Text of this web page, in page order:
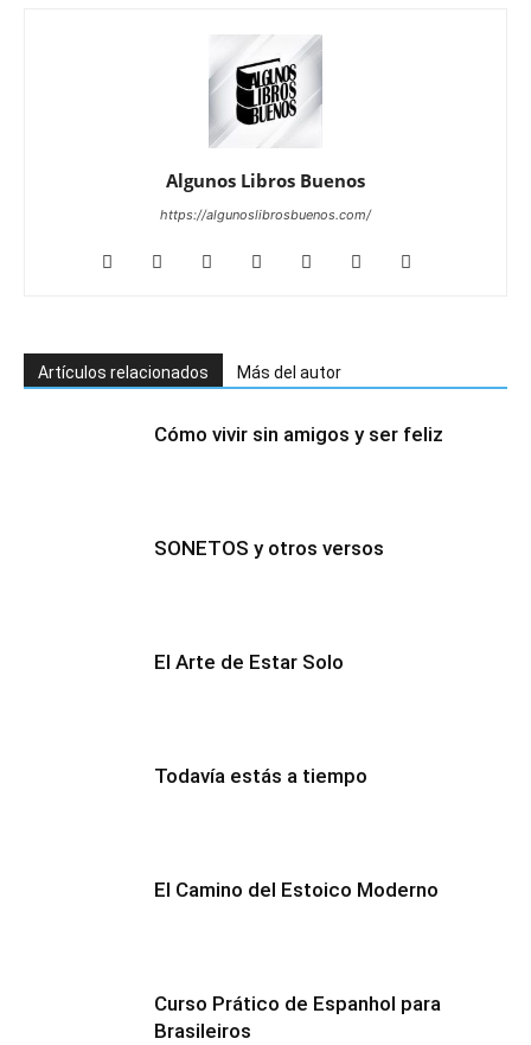
Algunos Libros Buenos
https://algunoslibrosbuenos.com/
Artículos relacionados Más del autor
Cómo vivir sin amigos y ser feliz
SONETOS y otros versos
El Arte de Estar Solo
Todavía estás a tiempo
El Camino del Estoico Moderno
Curso Prático de Espanhol para
Brasileiros